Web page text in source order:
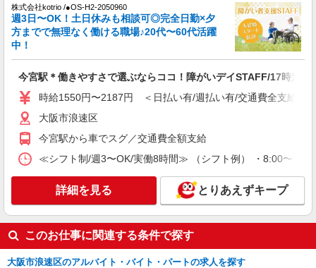
株式会社kotrio /●OS-H2-2050960
週3日〜OK！土日休みも相談可◎完全日勤×夕
方までで無理なく働ける職場♪20代〜60代活躍
中！
今宮駅＊働きやすさで選ぶならココ！障がいデイSTAFF/17時定時
時給1550円〜2187円 ＜日払い有/週払い有/交通費全支給(ガ
大阪市浪速区
今宮駅から車でスグ／交通費全額支給
≪シフト制/週3〜OK/実働8時間≫ （シフト例） ・8:00〜
詳細を見る とりあえずキープ
このお仕事に関連する条件で探す
大阪市浪速区のアルバイト・バイト・パートの求人を探す